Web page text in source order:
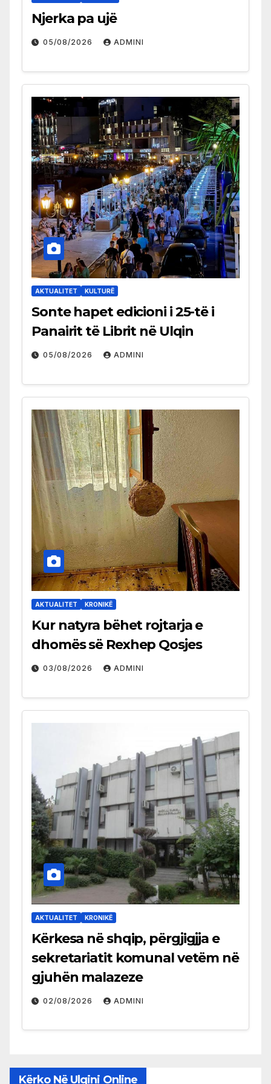
Njerka pa ujë
05/08/2026 ADMINI
AKTUALITET KULTURË
Sonte hapet edicioni i 25-të i
Panairit të Librit në Ulqin
05/08/2026 ADMINI
AKTUALITET KRONIKË
Kur natyra bëhet rojtarja e
dhomës së Rexhep Qosjes
03/08/2026 ADMINI
AKTUALITET KRONIKË
Kërkesa në shqip, përgjigjja e
sekretariatit komunal vetëm në
gjuhën malazeze
02/08/2026 ADMINI
Kërko Në Ulqini Online